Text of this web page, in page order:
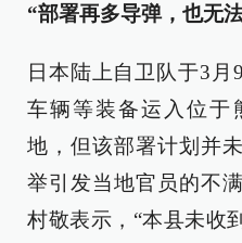
“部署再多导弹，也无
日本陆上自卫队于3
车辆等装备运入位于
地，但该部署计划并
举引发当地官员的不
村敬表示，“本县未收